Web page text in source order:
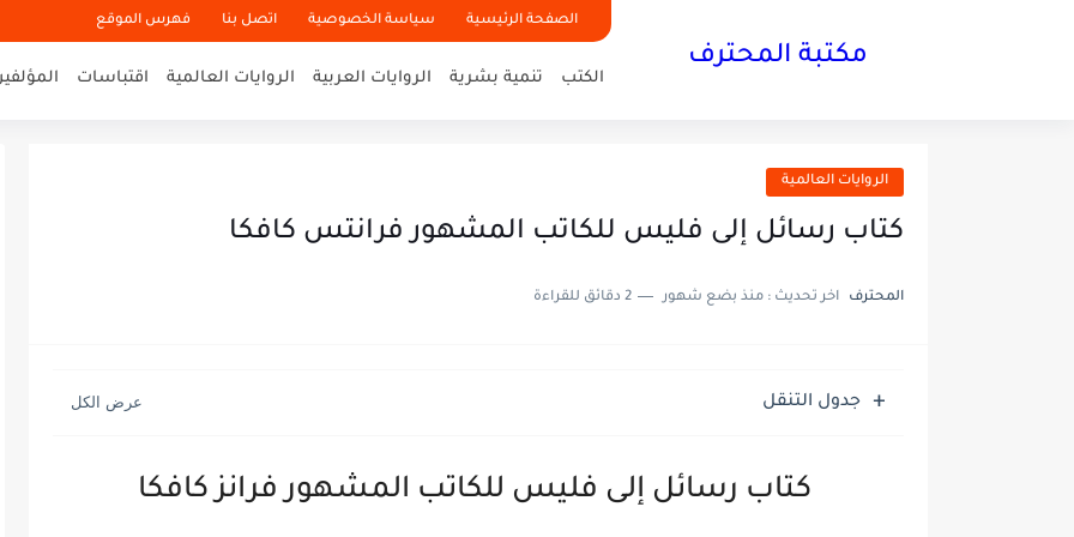
الصفحة الرئيسية سياسة الخصوصية اتصل بنا فهرس الموقع
مكتبة المحترف
الكتب تنمية بشرية الروايات العربية الروايات العالمية اقتباسات
الروايات العالمية
كتاب رسائل إلى فليس للكاتب المشهور فرانتس كافكا
المحترف اخر تحديث : منذ بضع شهور 2 دقائق للقراءة
جدول التنقل
كتاب رسائل إلى فليس للكاتب المشهور فرانز كافكا